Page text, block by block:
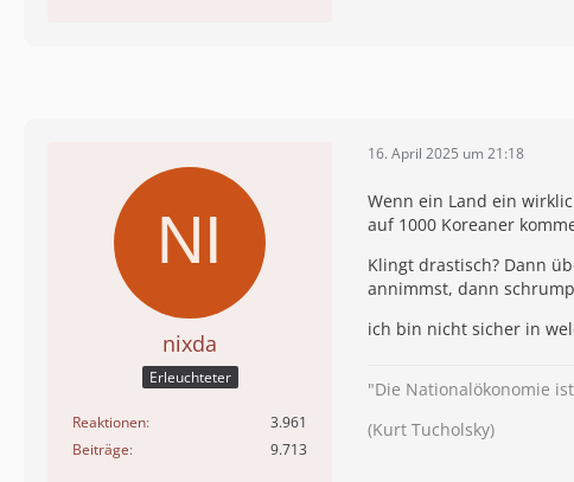
nixda
Erleuchteter
Reaktionen
3.961
Beiträge
9.713
16. April 2025 um 21:18
Wenn ein Land ein
auf 1000 Koreaner
Klingt drastisch? Dann
annimmst, dann
ich bin nicht sicher in
"Die Nationalökonomie
(Kurt Tucholsky)